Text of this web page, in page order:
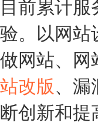
目前累计
验。以网站
做网站、网
站改版、漏
断创新和